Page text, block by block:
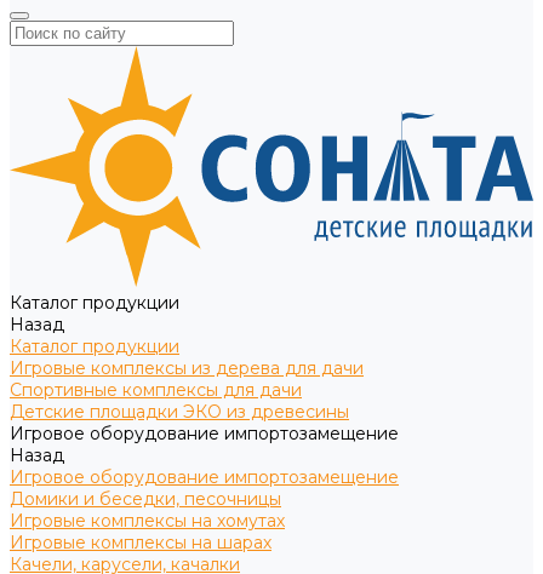
Каталог продукции
Назад
Каталог продукции
Игровые комплексы из дерева для дачи
Спортивные комплексы для дачи
Детские площадки ЭКО из древесины
Игровое оборудование импортозамещение
Назад
Игровое оборудование импортозамещение
Домики и беседки, песочницы
Игровые комплексы на хомутах
Игровые комплексы на шарах
Качели, карусели, качалки